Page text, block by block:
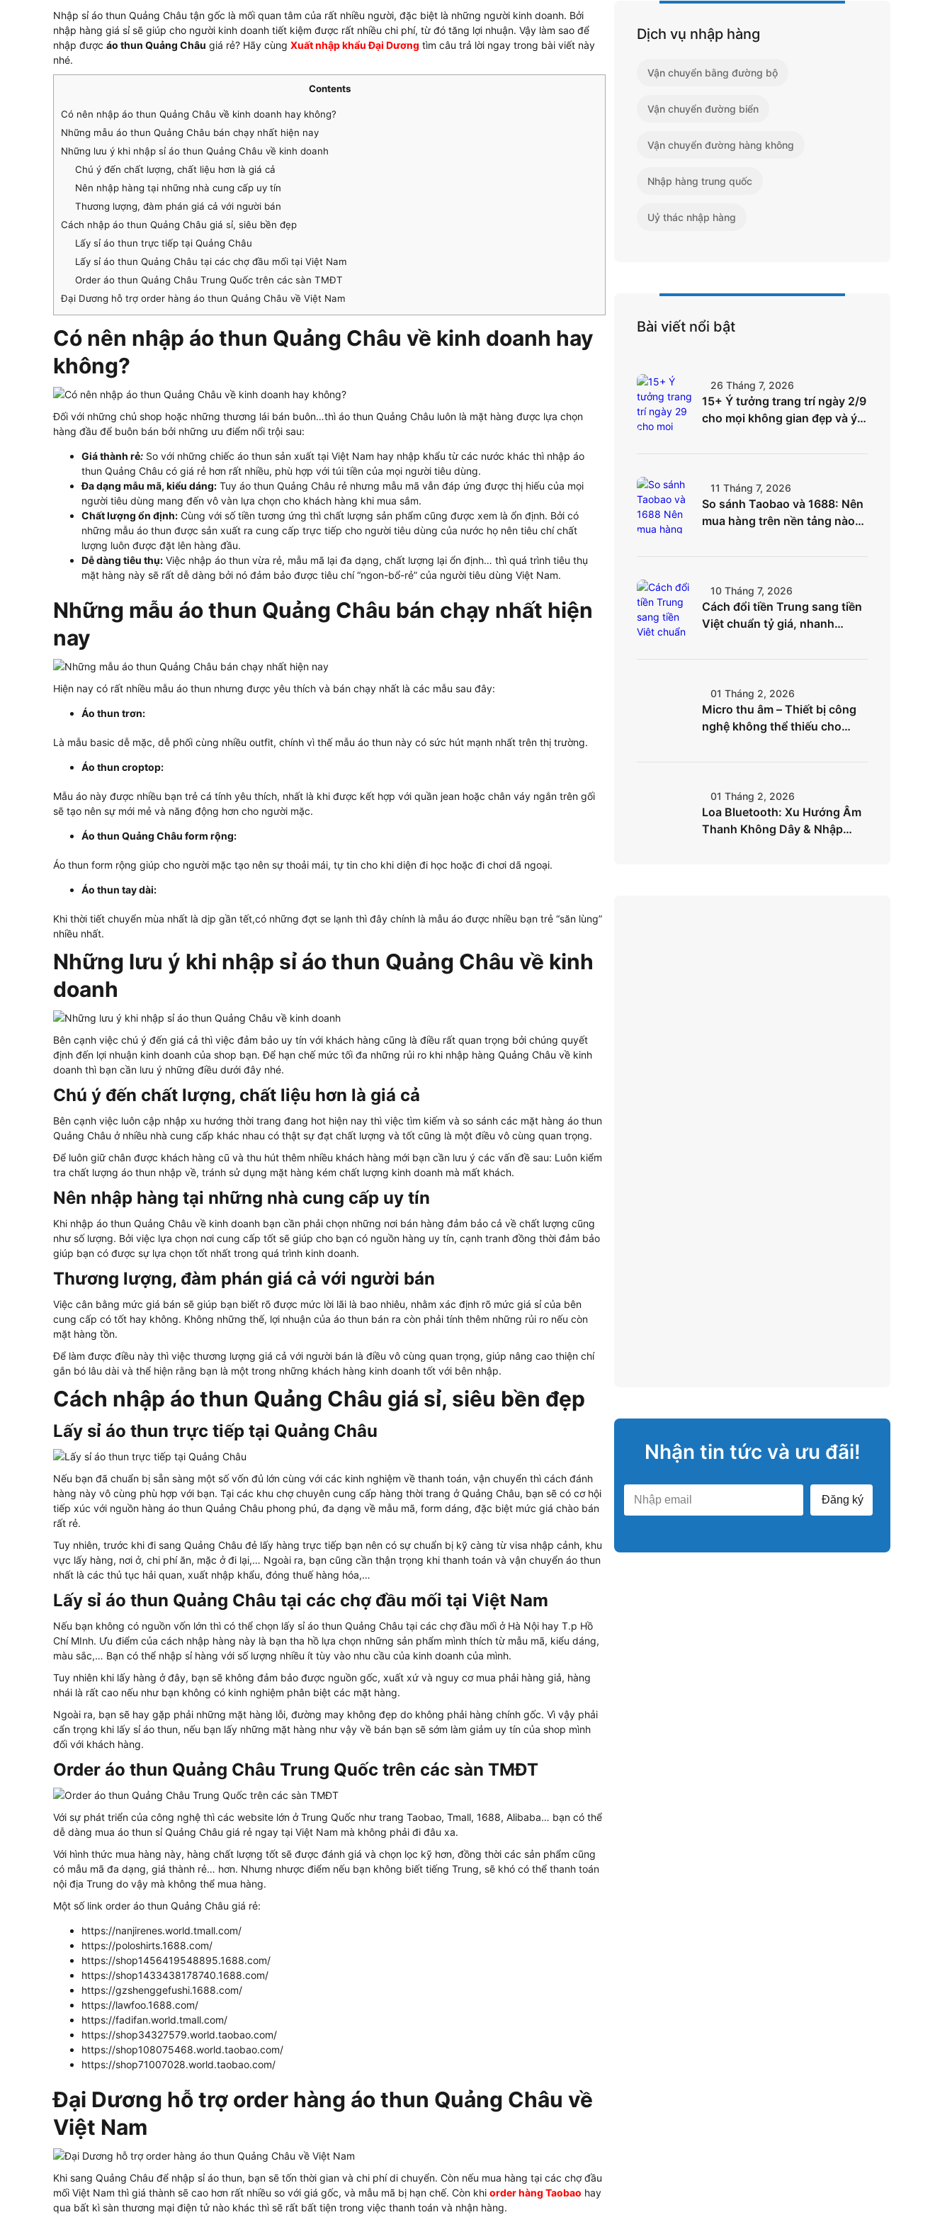
Nhập sỉ áo thun Quảng Châu tận gốc là mối quan tâm của rất nhiều người, đặc biệt là những người kinh doanh. Bởi
nhập hàng giá sỉ sẽ giúp cho người kinh doanh tiết kiệm được rất nhiều chi phí, từ đó tăng lợi nhuận. Vậy làm sao để
nhập được áo thun Quảng Châu giá rẻ? Hãy cùng Xuất nhập khẩu Đại Dương tìm câu trả lời ngay trong bài viết này
nhé.
Contents
Có nên nhập áo thun Quảng Châu về kinh doanh hay không?
Những mẫu áo thun Quảng Châu bán chạy nhất hiện nay
Những lưu ý khi nhập sỉ áo thun Quảng Châu về kinh doanh
Chú ý đến chất lượng, chất liệu hơn là giá cả
Nên nhập hàng tại những nhà cung cấp uy tín
Thương lượng, đàm phán giá cả với người bán
Cách nhập áo thun Quảng Châu giá sỉ, siêu bền đẹp
Lấy sỉ áo thun trực tiếp tại Quảng Châu
Lấy sỉ áo thun Quảng Châu tại các chợ đầu mối tại Việt Nam
Order áo thun Quảng Châu Trung Quốc trên các sàn TMĐT
Đại Dương hỗ trợ order hàng áo thun Quảng Châu về Việt Nam
Có nên nhập áo thun Quảng Châu về kinh doanh hay
không?
Đối với những chủ shop hoặc những thương lái bán buôn…thì áo thun Quảng Châu luôn là mặt hàng được lựa chọn
hàng đầu để buôn bán bởi những ưu điểm nổi trội sau:
Giá thành rẻ: So với những chiếc áo thun sản xuất tại Việt Nam hay nhập khẩu từ các nước khác thì nhập áo
thun Quảng Châu có giá rẻ hơn rất nhiều, phù hợp với túi tiền của mọi người tiêu dùng.
Đa dạng mẫu mã, kiểu dáng: Tuy áo thun Quảng Châu rẻ nhưng mẫu mã vẫn đáp ứng được thị hiếu của mọi
người tiêu dùng mang đến vô vàn lựa chọn cho khách hàng khi mua sắm.
Chất lượng ổn định: Cùng với số tiền tương ứng thì chất lượng sản phẩm cũng được xem là ổn định. Bởi có
những mẫu áo thun được sản xuất ra cung cấp trực tiếp cho người tiêu dùng của nước họ nên tiêu chí chất
lượng luôn được đặt lên hàng đầu.
Dễ dàng tiêu thụ: Việc nhập áo thun vừa rẻ, mẫu mã lại đa dạng, chất lượng lại ổn định… thì quá trình tiêu thụ
mặt hàng này sẽ rất dễ dàng bởi nó đảm bảo được tiêu chí “ngon-bổ-rẻ” của người tiêu dùng Việt Nam.
Những mẫu áo thun Quảng Châu bán chạy nhất hiện
nay
Hiện nay có rất nhiều mẫu áo thun nhưng được yêu thích và bán chạy nhất là các mẫu sau đây:
Áo thun trơn:
Là mẫu basic dễ mặc, dễ phối cùng nhiều outfit, chính vì thế mẫu áo thun này có sức hút mạnh nhất trên thị trường.
Áo thun croptop:
Mẫu áo này được nhiều bạn trẻ cá tính yêu thích, nhất là khi được kết hợp với quần jean hoặc chân váy ngắn trên gối
sẽ tạo nên sự mới mẻ và năng động hơn cho người mặc.
Áo thun Quảng Châu form rộng:
Áo thun form rộng giúp cho người mặc tạo nên sự thoải mái, tự tin cho khi diện đi học hoặc đi chơi dã ngoại.
Áo thun tay dài:
Khi thời tiết chuyển mùa nhất là dịp gần tết,có những đợt se lạnh thì đây chính là mẫu áo được nhiều bạn trẻ “săn lùng”
nhiều nhất.
Những lưu ý khi nhập sỉ áo thun Quảng Châu về kinh
doanh
Bên cạnh việc chú ý đến giá cả thì việc đảm bảo uy tín với khách hàng cũng là điều rất quan trọng bởi chúng quyết
định đến lợi nhuận kinh doanh của shop bạn. Để hạn chế mức tối đa những rủi ro khi nhập hàng Quảng Châu về kinh
doanh thì bạn cần lưu ý những điều dưới đây nhé.
Chú ý đến chất lượng, chất liệu hơn là giá cả
Bên cạnh việc luôn cập nhập xu hướng thời trang đang hot hiện nay thì việc tìm kiếm và so sánh các mặt hàng áo thun
Quảng Châu ở nhiều nhà cung cấp khác nhau có thật sự đạt chất lượng và tốt cũng là một điều vô cùng quan trọng.
Để luôn giữ chân được khách hàng cũ và thu hút thêm nhiều khách hàng mới bạn cần lưu ý các vấn đề sau: Luôn kiểm
tra chất lượng áo thun nhập về, tránh sử dụng mặt hàng kém chất lượng kinh doanh mà mất khách.
Nên nhập hàng tại những nhà cung cấp uy tín
Khi nhập áo thun Quảng Châu về kinh doanh bạn cần phải chọn những nơi bán hàng đảm bảo cả về chất lượng cũng
như số lượng. Bởi việc lựa chọn nơi cung cấp tốt sẽ giúp cho bạn có nguồn hàng uy tín, cạnh tranh đồng thời đảm bảo
giúp bạn có được sự lựa chọn tốt nhất trong quá trình kinh doanh.
Thương lượng, đàm phán giá cả với người bán
Việc cân bằng mức giá bán sẽ giúp bạn biết rõ được mức lời lãi là bao nhiêu, nhằm xác định rõ mức giá sỉ của bên
cung cấp có tốt hay không. Không những thế, lợi nhuận của áo thun bán ra còn phải tính thêm những rủi ro nếu còn
mặt hàng tồn.
Để làm được điều này thì việc thương lượng giá cả với người bán là điều vô cùng quan trọng, giúp nâng cao thiện chí
gắn bó lâu dài và thể hiện rằng bạn là một trong những khách hàng kinh doanh tốt với bên nhập.
Cách nhập áo thun Quảng Châu giá sỉ, siêu bền đẹp
Lấy sỉ áo thun trực tiếp tại Quảng Châu
Nếu bạn đã chuẩn bị sẵn sàng một số vốn đủ lớn cùng với các kinh nghiệm về thanh toán, vận chuyển thì cách đánh
hàng này vô cùng phù hợp với bạn. Tại các khu chợ chuyên cung cấp hàng thời trang ở Quảng Châu, bạn sẽ có cơ hội
tiếp xúc với nguồn hàng áo thun Quảng Châu phong phú, đa dạng về mẫu mã, form dáng, đặc biệt mức giá chào bán
rất rẻ.
Tuy nhiên, trước khi đi sang Quảng Châu đẻ lấy hàng trực tiếp bạn nên có sự chuẩn bị kỹ càng từ visa nhập cảnh, khu
vực lấy hàng, nơi ở, chi phí ăn, mặc ở đi lại,… Ngoài ra, bạn cũng cần thận trọng khi thanh toán và vận chuyển áo thun
nhất là các thủ tục hải quan, xuất nhập khẩu, đóng thuế hàng hóa,…
Lấy sỉ áo thun Quảng Châu tại các chợ đầu mối tại Việt Nam
Nếu bạn không có nguồn vốn lớn thì có thể chọn lấy sỉ áo thun Quảng Châu tại các chợ đầu mối ở Hà Nội hay T.p Hồ
Chí MInh. Ưu điểm của cách nhập hàng này là bạn tha hồ lựa chọn những sản phẩm mình thích từ mẫu mã, kiểu dáng,
màu sắc,… Bạn có thể nhập sỉ hàng với số lượng nhiều ít tùy vào nhu cầu của kinh doanh của mình.
Tuy nhiên khi lấy hàng ở đây, bạn sẽ không đảm bảo được nguồn gốc, xuất xứ và nguy cơ mua phải hàng giả, hàng
nhái là rất cao nếu như bạn không có kinh nghiệm phân biệt các mặt hàng.
Ngoài ra, bạn sẽ hay gặp phải những mặt hàng lỗi, đường may không đẹp do không phải hàng chính gốc. Vì vậy phải
cẩn trọng khi lấy sỉ áo thun, nếu bạn lấy những mặt hàng như vậy về bán bạn sẽ sớm làm giảm uy tín của shop mình
đối với khách hàng.
Order áo thun Quảng Châu Trung Quốc trên các sàn TMĐT
Với sự phát triển của công nghệ thì các website lớn ở Trung Quốc như trang Taobao, Tmall, 1688, Alibaba… bạn có thể
dễ dàng mua áo thun sỉ Quảng Châu giá rẻ ngay tại Việt Nam mà không phải đi đâu xa.
Với hình thức mua hàng này, hàng chất lượng tốt sẽ được đánh giá và chọn lọc kỹ hơn, đồng thời các sản phẩm cũng
có mẫu mã đa dạng, giá thành rẻ… hơn. Nhưng nhược điểm nếu bạn không biết tiếng Trung, sẽ khó có thể thanh toán
nội địa Trung do vậy mà không thể mua hàng.
Một số link order áo thun Quảng Châu giá rẻ:
https://nanjirenes.world.tmall.com/
https://poloshirts.1688.com/
https://shop1456419548895.1688.com/
https://shop1433438178740.1688.com/
https://gzshenggefushi.1688.com/
https://lawfoo.1688.com/
https://fadifan.world.tmall.com/
https://shop34327579.world.taobao.com/
https://shop108075468.world.taobao.com/
https://shop71007028.world.taobao.com/
Đại Dương hỗ trợ order hàng áo thun Quảng Châu về
Việt Nam
Khi sang Quảng Châu để nhập sỉ áo thun, bạn sẽ tốn thời gian và chi phí di chuyển. Còn nếu mua hàng tại các chợ đầu
mối Việt Nam thì giá thành sẽ cao hơn rất nhiều so với giá gốc, và mẫu mã bị hạn chế. Còn khi order hàng Taobao hay
qua bất kì sàn thương mại điện tử nào khác thì sẽ rất bất tiện trong việc thanh toán và nhận hàng.
Dịch vụ nhập hàng
Vận chuyển bằng đường bộ
Vận chuyển đường biển
Vận chuyển đường hàng không
Nhập hàng trung quốc
Uỷ thác nhập hàng
Bài viết nổi bật
26 Tháng 7, 2026
15+ Ý tưởng trang trí ngày 2/9
cho mọi không gian đẹp và ý
11 Tháng 7, 2026
So sánh Taobao và 1688: Nên
mua hàng trên nền tảng nào
10 Tháng 7, 2026
Cách đổi tiền Trung sang tiền
Việt chuẩn tỷ giá, nhanh
01 Tháng 2, 2026
Micro thu âm – Thiết bị công
nghệ không thể thiếu cho
01 Tháng 2, 2026
Loa Bluetooth: Xu Hướng Âm
Thanh Không Dây & Nhập
Nhận tin tức và ưu đãi!
Đăng ký